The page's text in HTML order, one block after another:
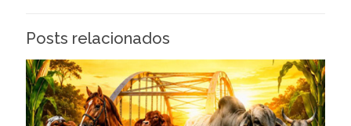
Posts relacionados